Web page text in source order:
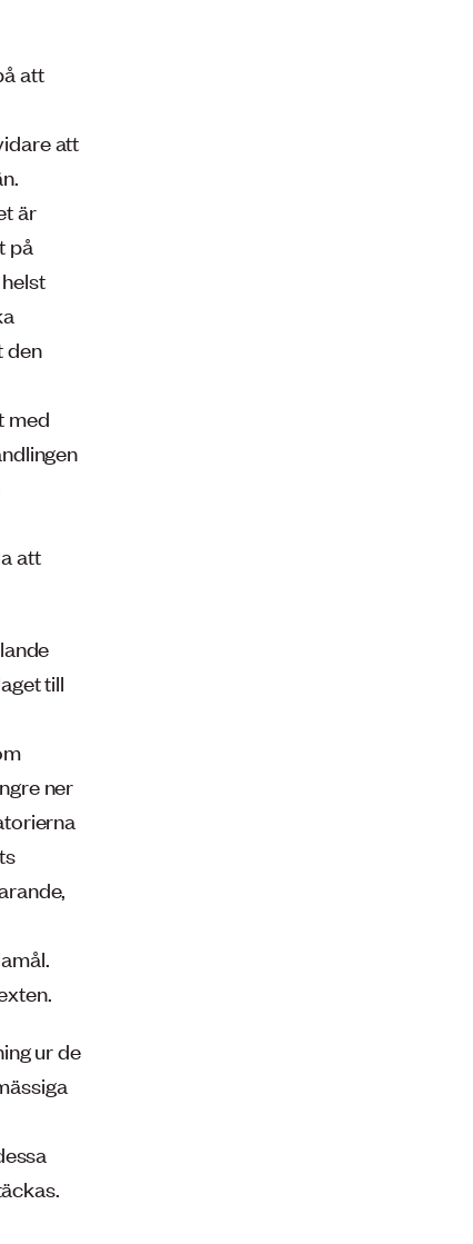
att
att
är
på
den
med
att
till
ner
ur de